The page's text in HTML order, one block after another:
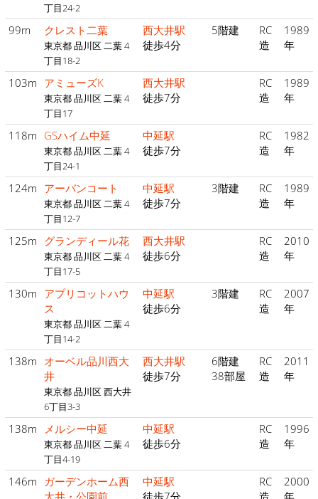
丁目24-2
99m クレスト二葉
東京都 品川区 二葉 4
丁目18-2
西大井駅
徒歩4分
5階建
RC
造
1989
年
103m アミューズK
東京都 品川区 二葉 4
丁目17
西大井駅
徒歩7分
RC
造
1989
年
118m GSハイム中延
東京都 品川区 二葉 4
丁目24-1
中延駅
徒歩7分
RC
造
1982
年
124m アーバンコート
東京都 品川区 二葉 4
丁目12-7
中延駅
徒歩7分
3階建
RC
造
1989
年
125m グランディール花
東京都 品川区 二葉 4
丁目17-5
西大井駅
徒歩6分
RC
造
2010
年
130m アプリコットハウ
ス
東京都 品川区 二葉 4
丁目14-2
中延駅
徒歩6分
3階建
RC
造
2007
年
138m オーベル品川西大
井
東京都 品川区 西大井
6丁目3-3
西大井駅
徒歩7分
6階建
38部屋
RC
造
2011
年
138m メルシー中延
東京都 品川区 二葉 4
丁目4-19
中延駅
徒歩6分
RC
造
1996
年
146m
ガーデンホーム西
中延駅
RC
2000